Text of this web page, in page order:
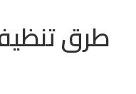
طرق